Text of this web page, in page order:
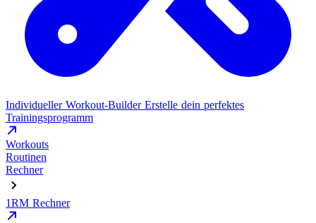
Individueller Workout-Builder Erstelle dein perfektes
Trainingsprogramm
Workouts
Routinen
Rechner
1RM Rechner